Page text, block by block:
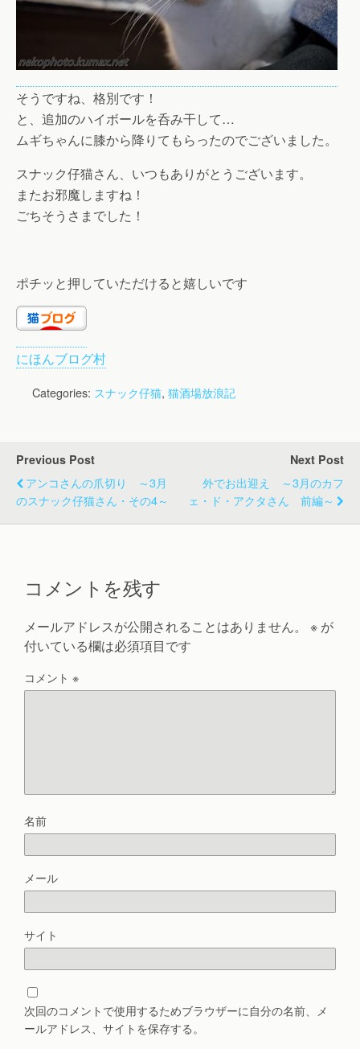
そうですね、格別です！
と、追加のハイボールを呑み干して…
ムギちゃんに膝から降りてもらったのでございました。
スナック仔猫さん、いつもありがとうございます。
またお邪魔しますね！
ごちそうさまでした！
ポチッと押していただけると嬉しいです
にほんブログ村
Categories: スナック仔猫, 猫酒場放浪記
Previous Post
アンコさんの爪切り ～3月
のスナック仔猫さん・その4～
Next Post
外でお出迎え ～3月のカフ
ェ・ド・アクタさん 前編～
コメントを残す
メールアドレスが公開されることはありません。 ※ が
付いている欄は必須項目です
コメント ※
名前
メール
サイト
次回のコメントで使用するためブラウザーに自分の名前、メ
ールアドレス、サイトを保存する。